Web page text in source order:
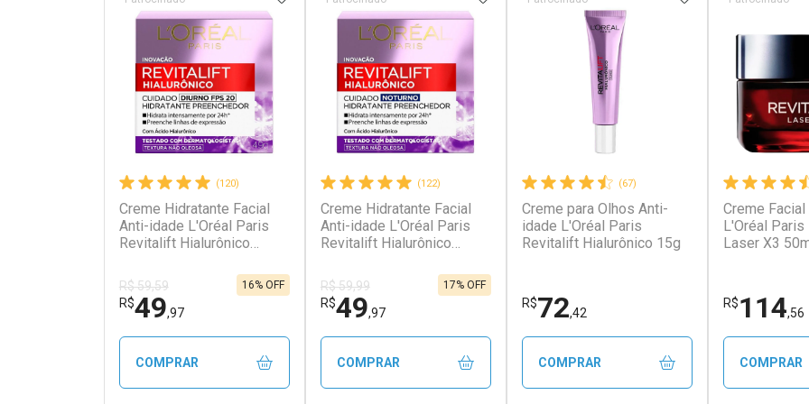
Ativar Desconto
Por R$ 52,64/cada
Por R$ 52,64/cada
Ativar Desconto
Por R$ 39,99/cada
Por R$ 39,99/cada
Ativar Desconto Ativar
(120)
Creme Hidratante Facial
Anti-idade L'Oréal Paris
Revitalift Hialurônico
R$ 59,59
R$49,97
16% OFF
COMPRAR
(122)
Creme Hidratante Facial
Anti-idade L'Oréal Paris
Revitalift Hialurônico
R$ 59,99
R$49,97
17% OFF
COMPRAR
(67)
Creme para Olhos Anti-
idade L'Oréal Paris
Revitalift Hialurônico 15g
R$72,42
COMPRAR
Creme
L'Oréal
Laser X3
R$114,56
COMPRAR